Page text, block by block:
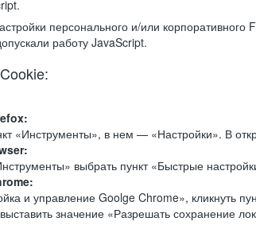
персонального и/или
работу JavaScript.
«Инструменты», в нем — «Настройки». В
выбрать пункт «Быстрые
и управление Goolge Chrome», кликнуть
значение «Разрешать сохранение